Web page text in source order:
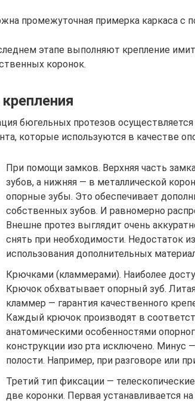
промежуточная примерка каркаса с
этапе выполняют крепление
коронок.
бюгельных протезов
которые используются в качестве
При помощи замков. Верхняя часть
зубов, а нижняя — в металлической
опорные зубы. Это обеспечивает
собственных зубов. И равномерно
Внешне протез выглядит очень
снять при необходимости. Недостаток
использования дополнительных
Крючками (кламмерами). Наиболее
Крючок обхватывает опорный зуб.
кламмер — гарантия качественного
Каждый крючок производят в
анатомическими особенностями
конструкции изо рта исключено.
полости. Например, при разговоре или
Третий тип фиксации —
две коронки. Первая устанавливается